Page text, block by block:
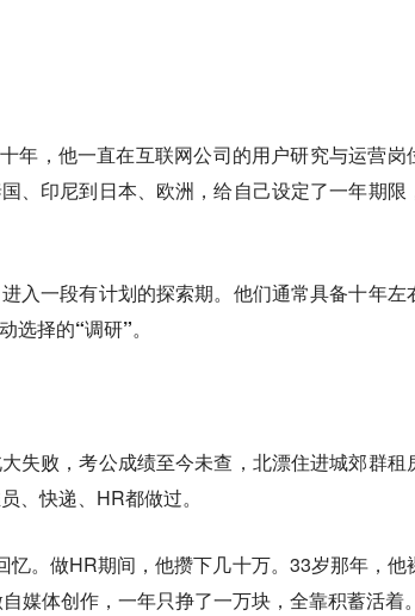
年，他一直在互联网公司的用户研究与运营岗
、印尼到日本、欧洲，给自己设定了一年期限
入一段有计划的探索期。他们通常具备十年左
选择的“调研”。
失败，考公成绩至今未查，北漂住进城郊群租
、快递、HR都做过。
忆。做HR期间，他攒下几十万。33岁那年，他
媒体创作，一年只挣了一万块，全靠积蓄活着。